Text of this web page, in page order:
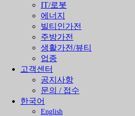
IT/로봇
에너지
빌티인가전
주방가전
생활가전/뷰티
업종
고객센터
공지사항
문의 / 접수
한국어
English